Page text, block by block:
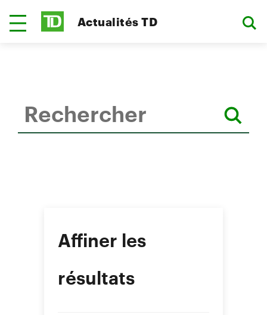
Actualités TD
Affiner les
résultats